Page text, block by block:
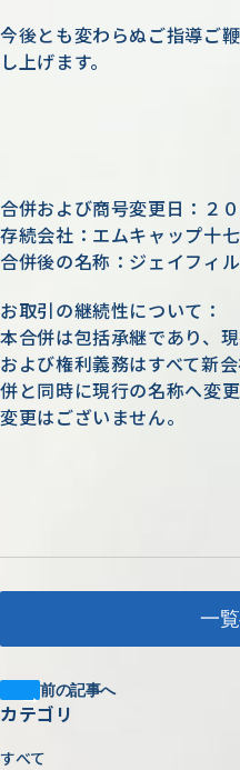
今後とも変わらぬご指導ご
し上げます。
合併および商号変更日：２
存続会社：エムキャップ十
合併後の名称：ジェイフィ
お取引の継続性について：
本合併は包括承継であり、
および権利義務はすべて新
併と同時に現行の名称へ変
変更はございません。
前の記事へ
一
カテゴリ
すべて